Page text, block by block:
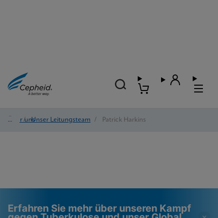
Über uns
/ Unser Leitungsteam / Patrick Harkins
Erfahren Sie mehr über unseren Kampf